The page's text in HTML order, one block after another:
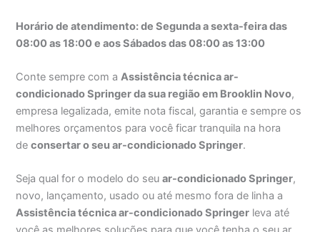
Horário de atendimento: de Segunda a sexta-feira das
08:00 as 18:00 e aos Sábados das 08:00 as 13:00
Conte sempre com aAssistência técnica ar-
condicionado Springer da sua região em Brooklin Novo,
empresa legalizada, emite nota fiscal, garantia e sempre os
melhores orçamentos para você ficar tranquila na hora
deconsertar o seu ar-condicionado Springer.
Seja qual for o modelo do seuar-condicionado Springer,
novo, lançamento, usado ou até mesmo fora de linha a
Assistência técnica ar-condicionado Springer leva até